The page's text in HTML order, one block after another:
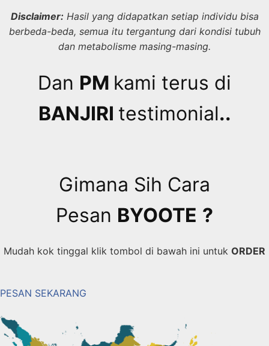
Disclaimer: Hasil yang didapatkan setiap individu bisa
berbeda-beda, semua itu tergantung dari kondisi tubuh
dan metabolisme masing-masing.
Dan PM kami terus di
BANJIRI testimonial..
Gimana Sih Cara
Pesan BYOOTE ?
Mudah kok tinggal klik tombol di bawah ini untuk ORDER
PESAN SEKARANG